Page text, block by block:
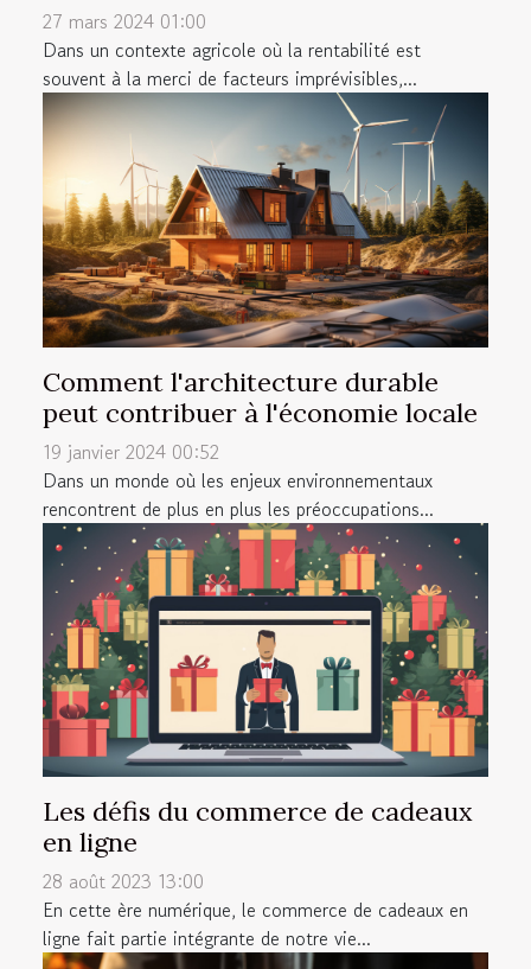
27 mars 2024 01:00
Dans un contexte agricole où la rentabilité est
souvent à la merci de facteurs imprévisibles,...
Comment l'architecture durable
peut contribuer à l'économie locale
19 janvier 2024 00:52
Dans un monde où les enjeux environnementaux
rencontrent de plus en plus les préoccupations...
Les défis du commerce de cadeaux
en ligne
28 août 2023 13:00
En cette ère numérique, le commerce de cadeaux en
ligne fait partie intégrante de notre vie...